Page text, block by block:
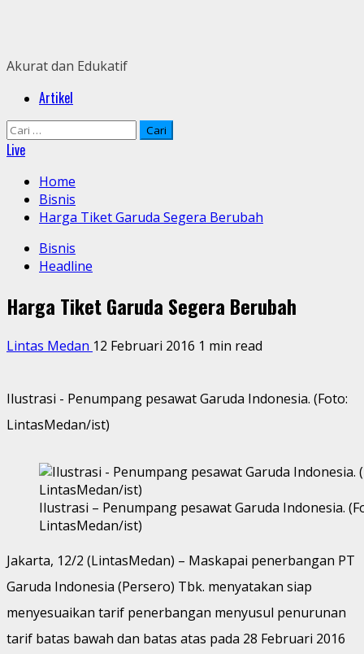
Akurat dan Edukatif
PrimaryArtikel
Cari
untuk:
Live
Home
Bisnis
Harga Tiket Garuda Segera Berubah
Bisnis
Headline
Harga Tiket Garuda Segera Berubah
Lintas Medan 12 Februari 2016 1 min read
Ilustrasi - Penumpang pesawat Garuda Indonesia. (Foto:
LintasMedan/ist)
Ilustrasi – Penumpang pesawat Garuda Indonesia.
LintasMedan/ist)
Jakarta, 12/2 (LintasMedan) – Maskapai penerbangan PT
Garuda Indonesia (Persero) Tbk. menyatakan siap
menyesuaikan tarif penerbangan menyusul penurunan
tarif batas bawah dan batas atas pada 28 Februari 2016